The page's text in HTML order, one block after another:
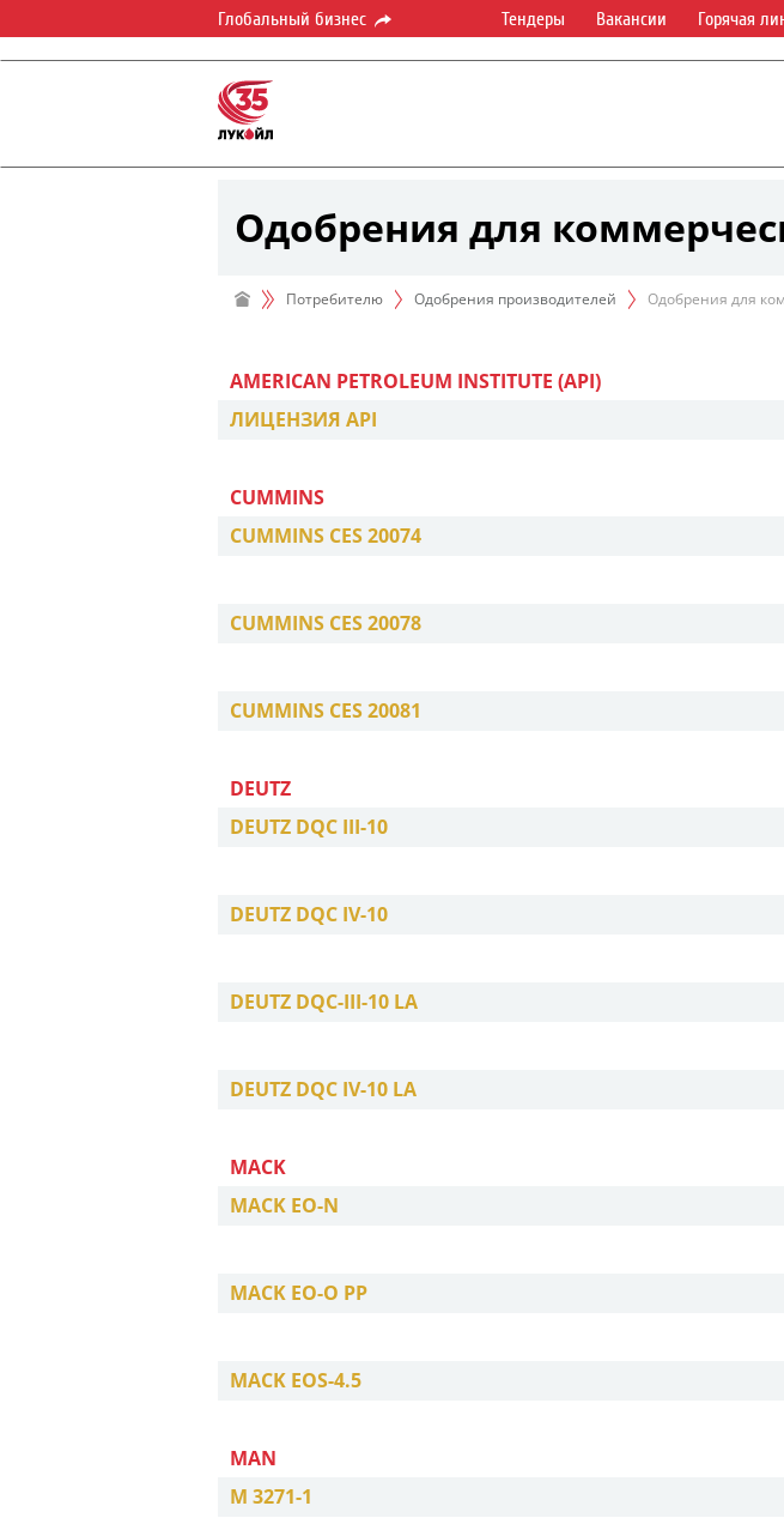
Глобальный бизнес Тендеры Вакансии Горячая
Одобрения для
Потребителю Одобрения производителей Одобрения для
AMERICAN PETROLEUM INSTITUTE (API)
ЛИЦЕНЗИЯ API
CUMMINS
CUMMINS CES 20074
CUMMINS CES 20078
CUMMINS CES 20081
DEUTZ
DEUTZ DQC III-10
DEUTZ DQC IV-10
DEUTZ DQC-III-10 LA
DEUTZ DQC IV-10 LA
MACK
MACK EO-N
MACK EO-O PP
MACK EOS-4.5
MAN
M 3271-1